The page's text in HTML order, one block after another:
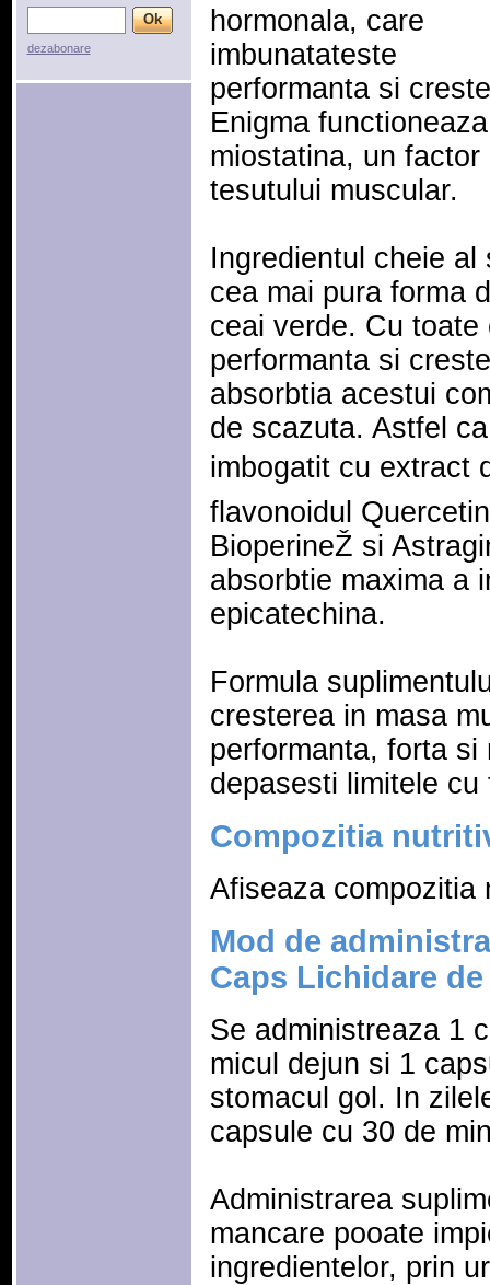
hormonala, care
imbunatateste
performanta si
Enigma
miostatina, un
tesutului muscular.
Ingredientul cheie al
cea mai pura forma
ceai verde. Cu
performanta si
absorbtia acestui
de scazuta. Astfel
imbogatit cu extract
flavonoidul
BioperineŽ si
absorbtie maxima a
epicatechina.
Formula
cresterea in masa
performanta, forta
depasesti limitele
Compozitia
Afiseaza compozitia
Mod de
Caps Lichidare
Se administreaza 1
micul dejun si 1
stomacul gol. In
capsule cu 30 de
Administrarea
mancare pooate
ingredientelor, prin
dezabonare